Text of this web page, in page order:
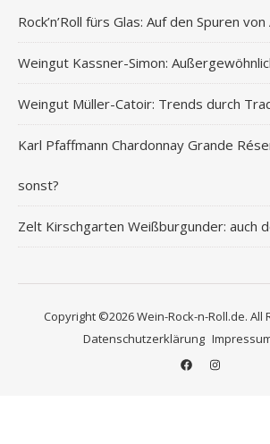
Rock’n’Roll fürs Glas: Auf den Spuren
Weingut Kassner-Simon:
Weingut Müller-Catoir: Trends durch
Karl Pfaffmann Chardonnay Grande
sonst?
Zelt Kirschgarten Weißburgunder: auch
Copyright ©2026 Wein-Rock-n-Roll.de. All
Datenschutzerklärung